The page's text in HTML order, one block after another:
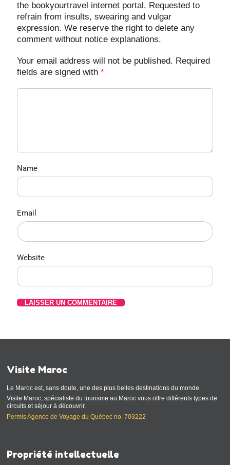
the bookyourtravel internet portal. Requested to
refrain from insults, swearing and vulgar
expression. We reserve the right to delete any
comment without notice explanations.
Your email address will not be published. Required
fields are signed with*
Name
Email
Website
Visite Maroc
Le Maroc est, sans doute, une des plus belles destinations du monde.
Visite Maroc, spécialiste du tourisme au Maroc vous offre différents types de
circuits et séjour à découvrir.
Permis Agence de Voyage du Québec no. 703222
Propriété intellectuelle